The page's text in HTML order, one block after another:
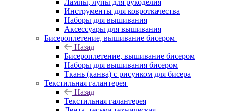
Лампы, лупы для рукоделия
Инструменты для ковроткачества
Наборы для вышивания
Аксессуары для вышивания
Бисероплетение, вышивание бисером
Назад
Бисероплетение, вышивание бисером
Наборы для вышивания бисером
Ткань (канва) с рисунком для бисера
Текстильная галантерея
Назад
Текстильная галантерея